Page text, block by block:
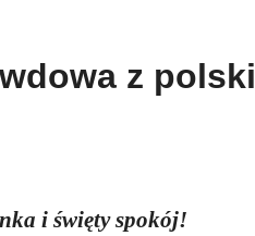
z
i święty spokój!